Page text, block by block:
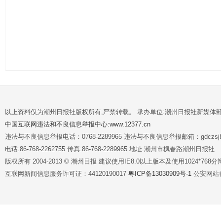
以上资料仅为潮州日报社版权所有,严禁转载。 承办单位:潮州日报社新媒体
中国互联网违法和不良信息举报中心:www.12377.cn
违法与不良信息举报电话：0768-2289965 违法与不良信息举报邮箱：
电话:86-768-2262755 传真:86-768-2289965 地址:潮州市枫春路潮州日报社
版权所有 2004-2013 © 潮州日报 建议使用IE8.0以上版本及使用1024*768分
互联网新闻信息服务许可证：44120190017 粤ICP备13030909号-1 公安网站